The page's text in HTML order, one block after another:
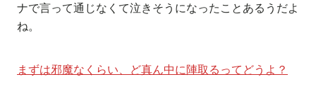
ナで言って通じなくて泣きそうになったことあるうだよ
ね。
まずは邪魔なくらい、ど真ん中に陣取るってどうよ？